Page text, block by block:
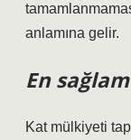
anlamına gelir.
En
Kat mülkiyeti